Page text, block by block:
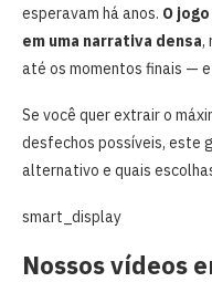
esperavam há anos. O
em uma narrativa densa,
até os momentos finais —
Se você quer extrair o
desfechos possíveis, este
alternativo e quais
smart_display
Nossos vídeos